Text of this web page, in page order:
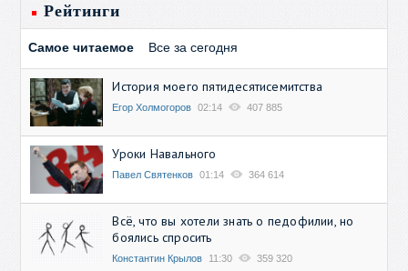
Рейтинги
Самое читаемое Все за сегодня
История моего пятидесятисемитства
Егор Холмогоров 02:14 407 885
Уроки Навального
Павел Святенков 01:14 364 614
Всё, что вы хотели знать о педофилии, но
боялись спросить
Константин Крылов 11:30 359 320